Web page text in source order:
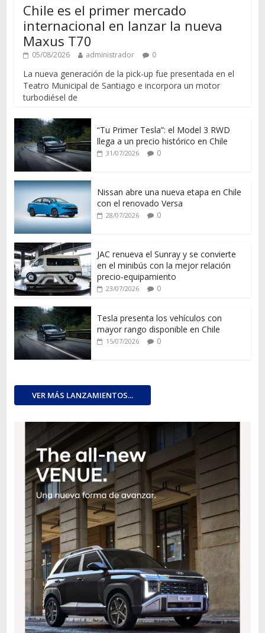
Chile es el primer mercado
internacional en lanzar la nueva
Maxus T70
05/08/2026 administrador 0
La nueva generación de la pick-up fue presentada en el
Teatro Municipal de Santiago e incorpora un motor
turbodiésel de
“Tu Primer Tesla”: el Model 3 RWD
llega a un precio histórico en Chile
31/07/2026 0
Nissan abre una nueva etapa en Chile
con el renovado Versa
28/07/2026 0
JAC renueva el Sunray y se convierte
en el minibús con la mejor relación
precio-equipamiento
23/07/2026 0
Tesla presenta los vehículos con
mayor rango disponible en Chile
15/07/2026 0
VER MÁS LANZAMIENTOS...